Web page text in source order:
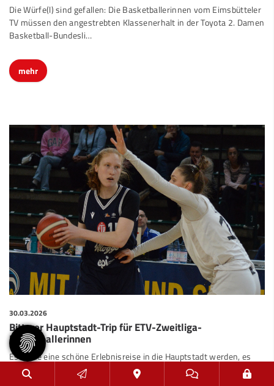
Die Würfe(l) sind gefallen: Die Basketballerinnen vom Eimsbütteler
TV müssen den angestrebten Klassenerhalt in der Toyota 2. Damen
Basketball-Bundesli…
mehr
30.03.2026
Bitterer Hauptstadt-Trip für ETV-Zweitliga-
Basketballerinnen
Es sollte eine schöne Erlebnisreise in die Hauptstadt werden, es
wurde – zumindest aus sportlicher Sicht – ein Horrortrip. Die
Zweitliga-Basketballeri…